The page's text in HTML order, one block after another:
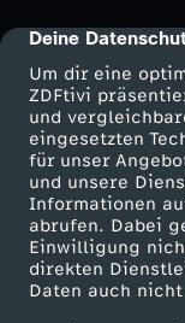
cmp-dialog-
Deine
Um dir eine
ZDFtivi
und
eingesetzten
für unser
und unsere
Informationen
abrufen. Dabei
Einwilligung
direkten
Daten auch
Mehr ZDF
ZDF-Apps
Smart TV
ZDFtext